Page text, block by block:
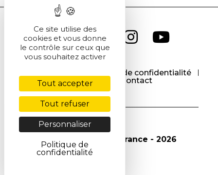
Politique de confidentialité
Cookies
Contact
© Société Chimique de France - 2026
Ce site utilise des
cookies et vous donne
le contrôle sur ceux que
vous souhaitez activer
Tout accepter
Tout refuser
Personnaliser
Politique de
confidentialité